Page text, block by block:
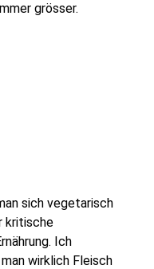
grösser.
sich vegetarisch
kritische
Ich
wirklich Fleisch